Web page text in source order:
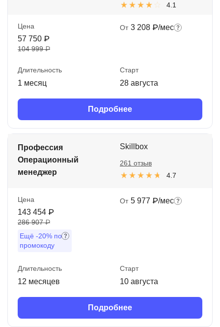
4.1
Цена
57 750 ₽
104 999 ₽
От 3 208 ₽/мес
Длительность
1 месяц
Старт
28 августа
Подробнее
Профессия
Операционный
менеджер
Skillbox
4.7
261 отзыв
Цена
143 454 ₽
286 907 ₽
Ещё -20% по
промокоду
От 5 977 ₽/мес
Длительность
12 месяцев
Старт
10 августа
Подробнее